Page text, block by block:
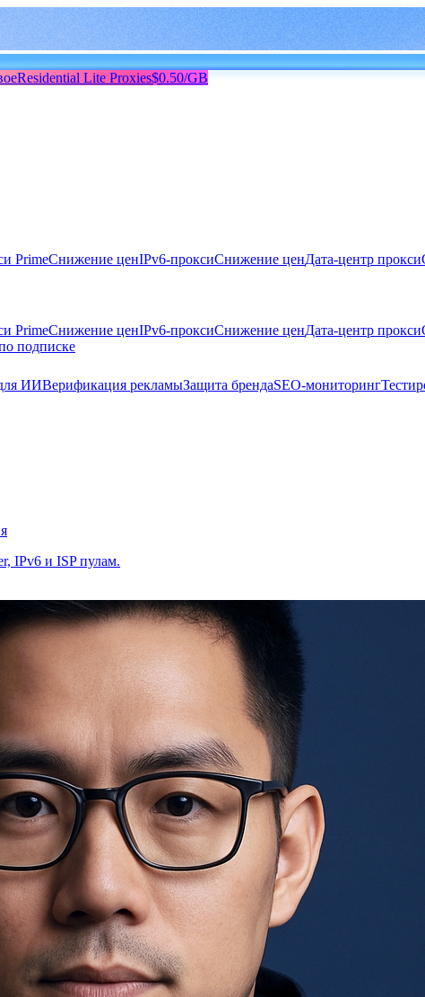
Residential Lite Proxies$0.50/GB
PrimeСнижение ценIPv6-проксиСнижение ценДата-центр прокси
PrimeСнижение ценIPv6-проксиСнижение ценДата-центр прокси
подписке
ИИВерификация рекламыЗащита брендаSEO-мониторинг
IPv6 и ISP пулам.